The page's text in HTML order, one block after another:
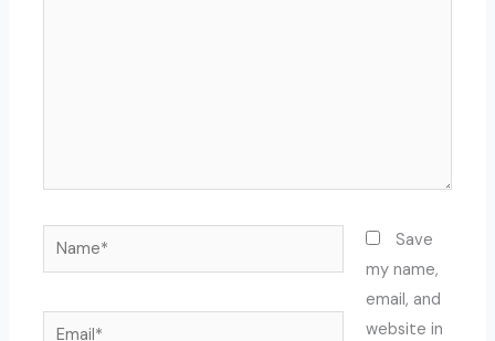
Name*
Email*
Save
my name,
email, and
website in